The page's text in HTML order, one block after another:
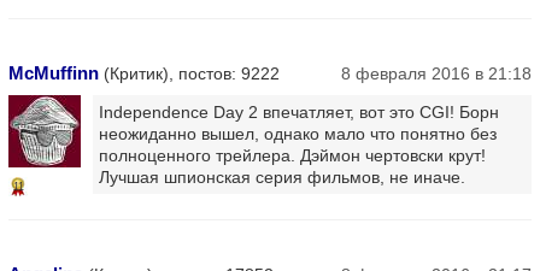
McMuffinn (Критик), постов: 9222 8 февраля 2016 в 21:18
11
Independence Day 2 впечатляет, вот это CGI! Борн
неожиданно вышел, однако мало что понятно без
полноценного трейлера. Дэймон чертовски крут!
Лучшая шпионская серия фильмов, не иначе.